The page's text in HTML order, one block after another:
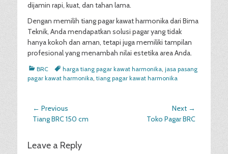
dijamin rapi, kuat, dan tahan lama.
Dengan memilih tiang pagar kawat harmonika dari Bima
Teknik, Anda mendapatkan solusi pagar yang tidak
hanya kokoh dan aman, tetapi juga memiliki tampilan
profesional yang menambah nilai estetika area Anda.
Categories
BRC Tagsharga tiang pagar kawat harmonika, jasa pasang
pagar kawat harmonika, tiang pagar kawat harmonika
Post
navigation
← Previous
Previous
Tiang BRC 150 cm
Next →
Toko Pagar BRC
Leave a Reply